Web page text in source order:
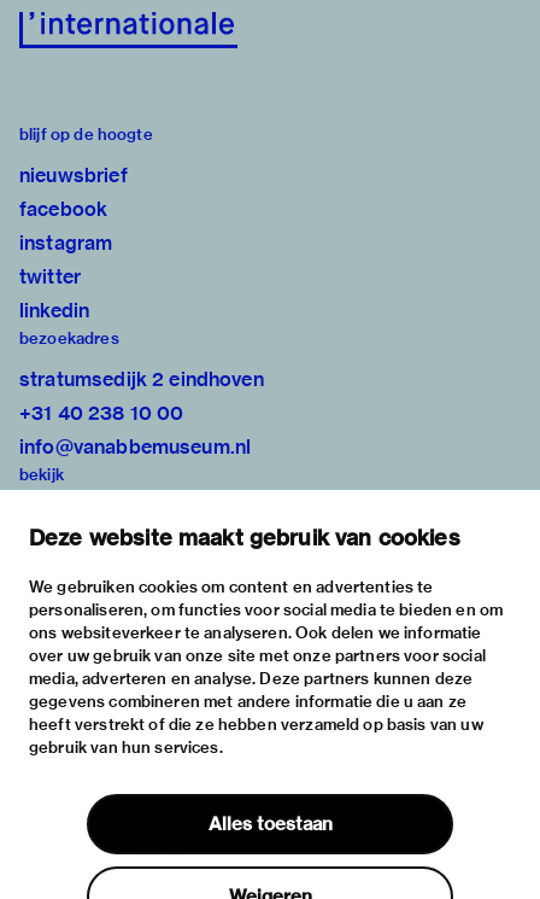
Deze website maakt gebruik van cookies
We gebruiken cookies om content en advertenties te
personaliseren, om functies voor social media te bieden en om
ons websiteverkeer te analyseren. Ook delen we informatie
over uw gebruik van onze site met onze partners voor social
media, adverteren en analyse. Deze partners kunnen deze
gegevens combineren met andere informatie die u aan ze
heeft verstrekt of die ze hebben verzameld op basis van uw
gebruik van hun services.
Alles toestaan
blijf op de hoogte
nieuwsbrief
facebook
instagram
twitter
linkedin
bezoekadres
stratumsedijk 2 eindhoven
+31 40 238 10 00
info@vanabbemuseum.nl
bekijk
activiteiten
praktische informatie
over
het museum
de collectie
fondsen & partners
huisregels
privacy & cookies
disclaimer & colofon